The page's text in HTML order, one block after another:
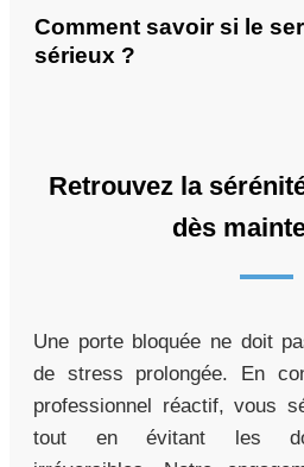
Comment savoir si le
sérieux ?
Retrouvez la
dès
Une porte bloquée ne doit
de stress prolongée. En
professionnel réactif, vous
tout en évitant les